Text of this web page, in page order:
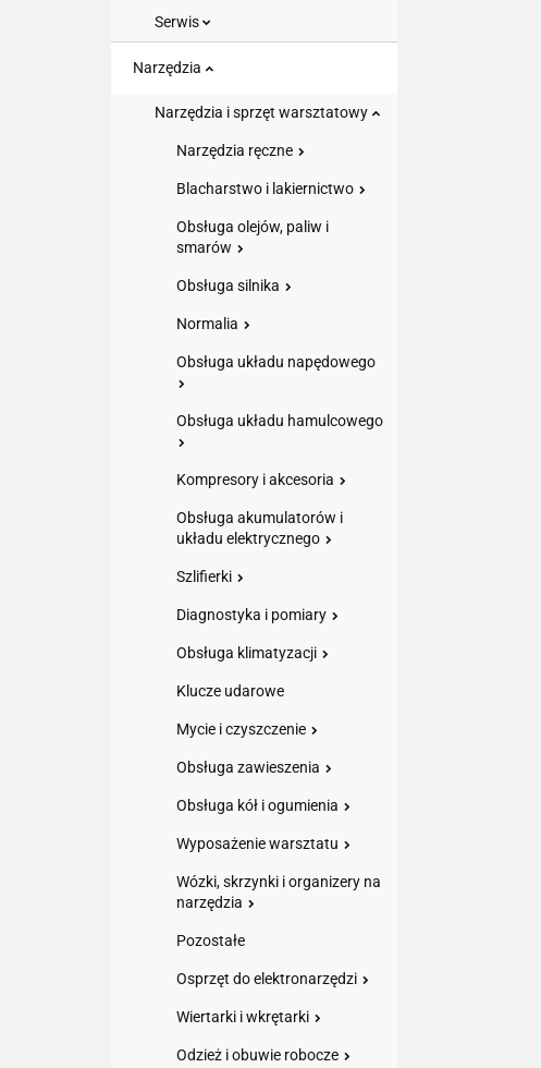
Serwis
Narzędzia
Narzędzia i sprzęt warsztatowy
Narzędzia ręczne
Blacharstwo i lakiernictwo
Obsługa olejów, paliw i
smarów
Obsługa silnika
Normalia
Obsługa układu napędowego
Obsługa układu hamulcowego
Kompresory i akcesoria
Obsługa akumulatorów i
układu elektrycznego
Szlifierki
Diagnostyka i pomiary
Obsługa klimatyzacji
Klucze udarowe
Mycie i czyszczenie
Obsługa zawieszenia
Obsługa kół i ogumienia
Wyposażenie warsztatu
Wózki, skrzynki i organizery na
narzędzia
Pozostałe
Osprzęt do elektronarzędzi
Wiertarki i wkrętarki
Odzież i obuwie robocze